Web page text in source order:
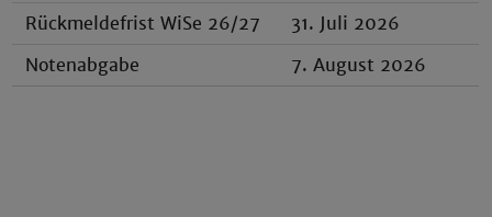
Rückmeldefrist WiSe 26/27
31. Juli 2026
Notenabgabe
7. August 2026